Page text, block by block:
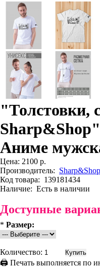
"Толстовки,
Аниме
Цена: 2100 р.
Производитель: Sharp&Shop
Код товара: 139181434
Наличие: Есть в наличии
Доступные
* Размер:
Количество:
🖨 Печать выполняется по